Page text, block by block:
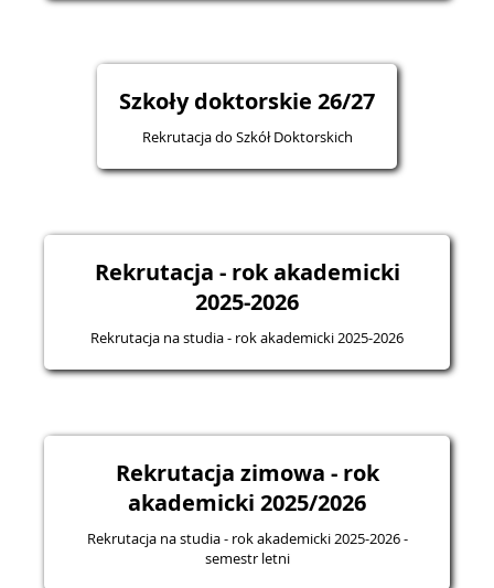
Szkoły doktorskie 26/27
Rekrutacja do Szkół Doktorskich
Rekrutacja - rok akademicki
2025-2026
Rekrutacja na studia - rok akademicki 2025-2026
Rekrutacja zimowa - rok
akademicki 2025/2026
Rekrutacja na studia - rok akademicki 2025-2026 -
semestr letni